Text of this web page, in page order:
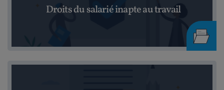
Droits du salarié inapte au travail